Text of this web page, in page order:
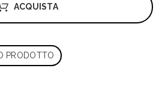
ACQUISTA
PRODOTTO